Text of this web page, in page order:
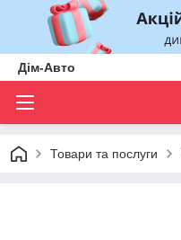
Дім-Авто
Товари та послуги